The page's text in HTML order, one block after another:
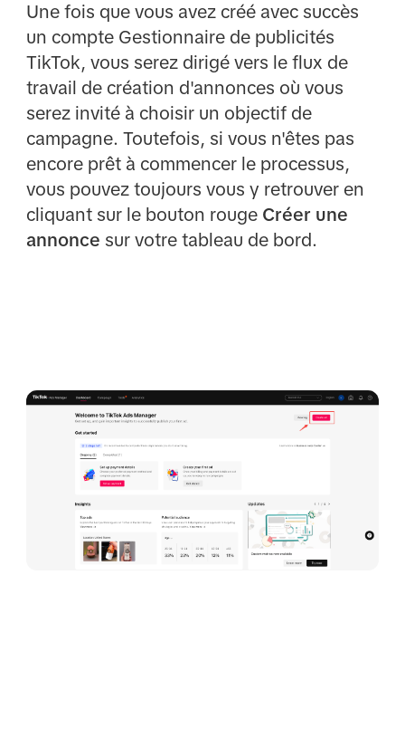
Une fois que vous avez créé avec succès
un compte Gestionnaire de publicités
TikTok, vous serez dirigé vers le flux de
travail de création d'annonces où vous
serez invité à choisir un objectif de
campagne. Toutefois, si vous n'êtes pas
encore prêt à commencer le processus,
vous pouvez toujours vous y retrouver en
cliquant sur le bouton rouge Créer une
annonce sur votre tableau de bord.